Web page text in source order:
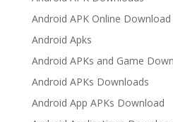
Android APK Online Download
Android Apks
Android APKs and Game
Android APKs Downloads
Android App APKs Download